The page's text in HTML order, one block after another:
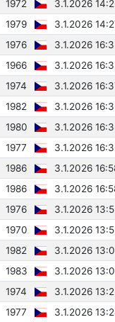
1972
3.1.2026
1979
3.1.2026
1976
3.1.2026
1966
3.1.2026
1974
3.1.2026
1982
3.1.2026
1980
3.1.2026
1977
3.1.2026
1986
3.1.2026
1986
3.1.2026
1976
3.1.2026
1970
3.1.2026
1982
3.1.2026
1983
3.1.2026
1974
3.1.2026
1977 3.1.2026